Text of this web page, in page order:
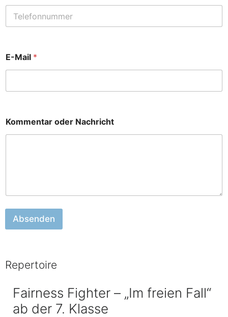
E-Mail *
Kommentar oder Nachricht
Absenden
Repertoire
Fairness Fighter – „Im freien Fall“
ab der 7. Klasse